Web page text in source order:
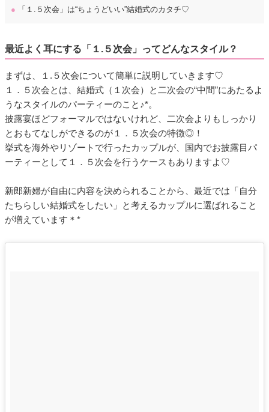
● 「１.５次会」は“ちょうどいい”結婚式のカタチ♡
最近よく耳にする「１.５次会」ってどんなスタイル？
まずは、１.５次会について簡単に説明していきます♡
１．５次会とは、結婚式（１次会）と二次会の“中間”にあたるよ
うなスタイルのパーティーのこと♪*。
披露宴ほどフォーマルではないけれど、二次会よりもしっかり
とおもてなしができるのが１．５次会の特徴◎！
挙式を海外やリゾートで行ったカップルが、国内でお披露目パ
ーティーとして１．５次会を行うケースもありますよ♡
新郎新婦が自由に内容を決められることから、最近では「自分
たちらしい結婚式をしたい」と考えるカップルに選ばれること
が増えています＊*